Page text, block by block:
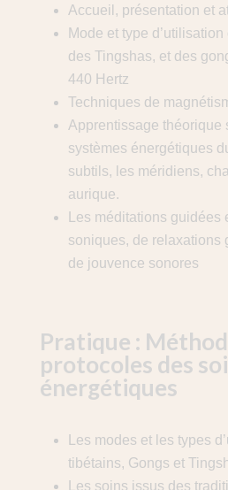
Accueil, présentation et
Mode et type
des Tingshas, et des
440 Hertz
Techniques de
Apprentissage théorique
systèmes énergétiques
subtils, les méridiens,
aurique.
Les méditations guidées
soniques, de relaxations
de jouvence sonores
Pratique :
protocoles des
énergétiques
Les modes et les types
tibétains, Gongs et
Les soins issus des